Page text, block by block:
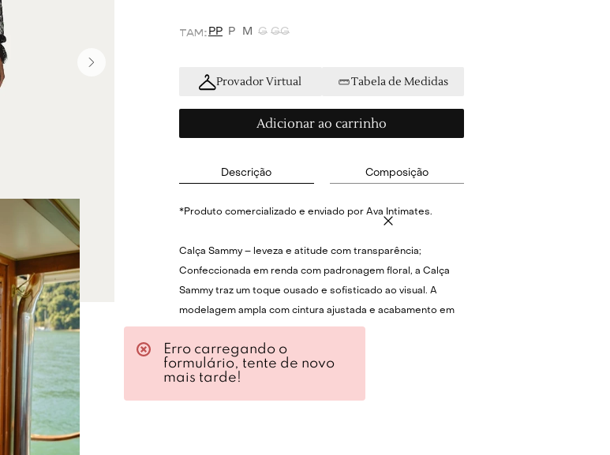
PP P M G GG
Provador Virtual Tabela de Medidas
Adicionar ao carrinho
Descrição Composição
*Produto comercializado e enviado por Ava Intimates.
Calça Sammy – leveza e atitude com transparência;
Confeccionada em renda com padronagem floral, a Calça
Sammy traz um toque ousado e sofisticado ao visual. A
modelagem ampla com cintura ajustada e acabamento em
elástico nos tornozelos cria um caimento fluido com efeito
balonê delicado. Ideal para compor looks com
sobreposição ou coordenar com a camisa da mesma linha;
Erro carregando o
formulário, tente de novo
mais tarde!